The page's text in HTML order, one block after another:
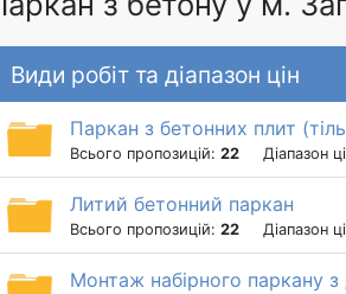
Види робіт та діапазон цін
Паркан з бетонних плит
Всього пропозицій: 22 Діапазон
Литий бетонний паркан
Всього пропозицій: 22 Діапазон
Монтаж набірного паркану з